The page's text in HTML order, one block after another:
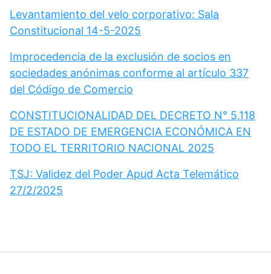
Levantamiento del velo corporativo: Sala
Constitucional 14-5-2025
Improcedencia de la exclusión de socios en
sociedades anónimas conforme al artículo 337
del Código de Comercio
CONSTITUCIONALIDAD DEL DECRETO N° 5.118
DE ESTADO DE EMERGENCIA ECONÓMICA EN
TODO EL TERRITORIO NACIONAL 2025
TSJ: Validez del Poder Apud Acta Telemático
27/2/2025